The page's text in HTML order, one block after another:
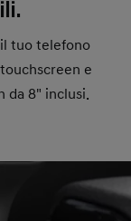
tuo telefono
e
da 8" inclusi.